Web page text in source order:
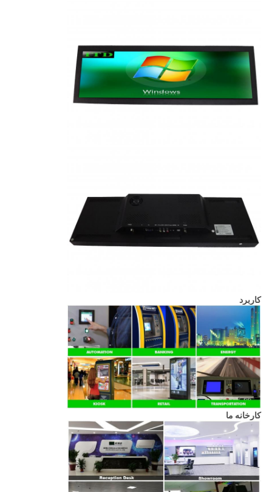
کاربرد
کارخانه ما